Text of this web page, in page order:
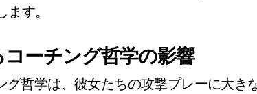
す。
ーチング哲学の影響
グ哲学は、彼女たちの攻撃プレーに大き